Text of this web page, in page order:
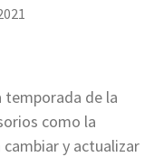
temporada de la
como la
y actualizar